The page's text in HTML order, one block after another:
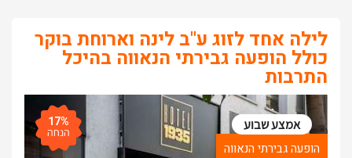
לילה אחד לזוג ע"ב לינה וארוחת בוקר
כולל הופעה גבירתי הנאווה בהיכל
התרבות
אמצע שבוע 17%
הנחה
הופעה גבירתי הנאווה